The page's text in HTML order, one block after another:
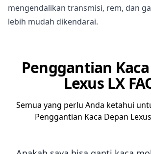
mengendalikan transmisi, rem, dan
lebih mudah dikendarai.
Penggantian
Lexus LX
Semua yang perlu Anda ketahui
Penggantian Kaca Depan